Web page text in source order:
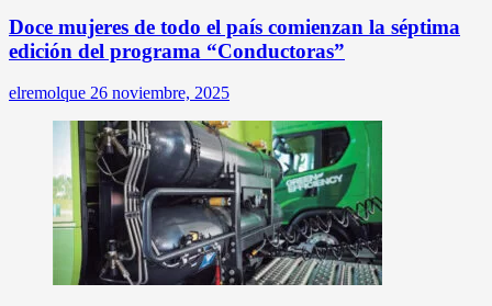
Doce mujeres de todo el país comienzan la séptima
edición del programa “Conductoras”
elremolque 26 noviembre, 2025